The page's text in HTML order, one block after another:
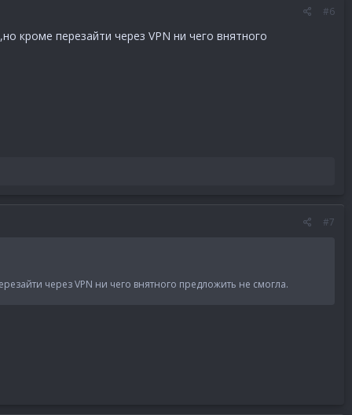
#6
кроме перезайти через VPN ни чего внятного
#7
через VPN ни чего внятного предложить не смогла.